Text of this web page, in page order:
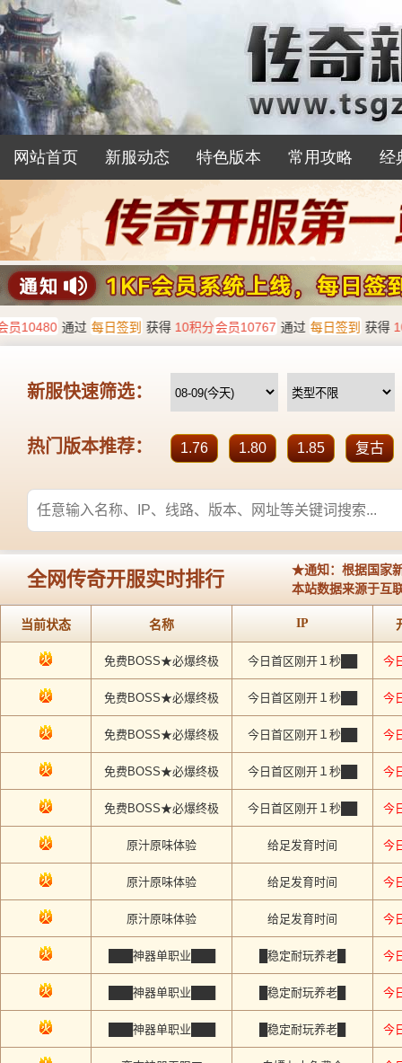
网站首页 新服动态 特色版本 常用攻略 经